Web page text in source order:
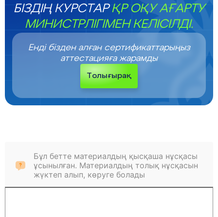
БІЗДІҢ КУРСТАРҚР ОҚУ АҒАРТУ
МИНИСТРЛІГІМЕН КЕЛІСІЛДІ.
Енді бізден алған сертификаттарыңыз
аттестацияға жарамды
Толығырақ
Бұл бетте материалдың қысқаша нұсқасы
ұсынылған. Материалдың толық нұсқасын
жүктеп алып, көруге болады